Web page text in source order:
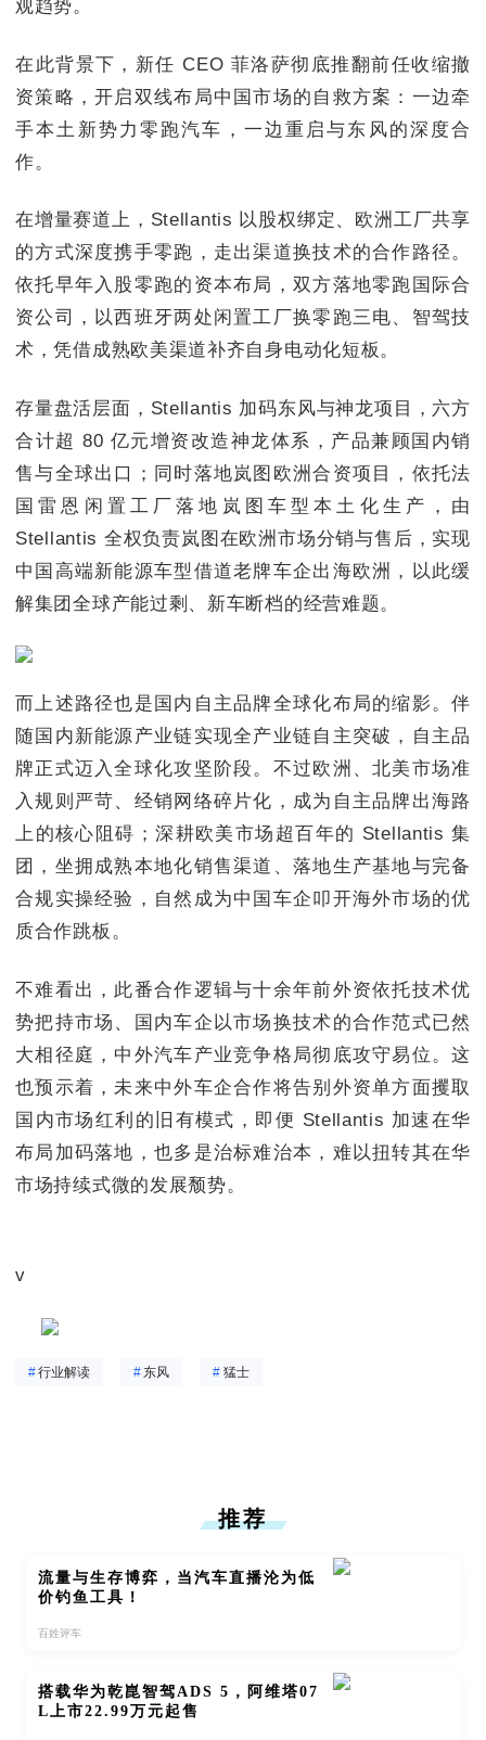
观趋势。
在此背景下，新任 CEO 菲洛萨彻底推翻前任收缩撤
资策略，开启双线布局中国市场的自救方案：一边牵
手本土新势力零跑汽车，一边重启与东风的深度合
作。
在增量赛道上，Stellantis 以股权绑定、欧洲工厂共享
的方式深度携手零跑，走出渠道换技术的合作路径。
依托早年入股零跑的资本布局，双方落地零跑国际合
资公司，以西班牙两处闲置工厂换零跑三电、智驾技
术，凭借成熟欧美渠道补齐自身电动化短板。
存量盘活层面，Stellantis 加码东风与神龙项目，六方
合计超 80 亿元增资改造神龙体系，产品兼顾国内销
售与全球出口；同时落地岚图欧洲合资项目，依托法
国雷恩闲置工厂落地岚图车型本土化生产，由
Stellantis 全权负责岚图在欧洲市场分销与售后，实现
中国高端新能源车型借道老牌车企出海欧洲，以此缓
解集团全球产能过剩、新车断档的经营难题。
而上述路径也是国内自主品牌全球化布局的缩影。伴
随国内新能源产业链实现全产业链自主突破，自主品
牌正式迈入全球化攻坚阶段。不过欧洲、北美市场准
入规则严苛、经销网络碎片化，成为自主品牌出海路
上的核心阻碍；深耕欧美市场超百年的 Stellantis 集
团，坐拥成熟本地化销售渠道、落地生产基地与完备
合规实操经验，自然成为中国车企叩开海外市场的优
质合作跳板。
不难看出，此番合作逻辑与十余年前外资依托技术优
势把持市场、国内车企以市场换技术的合作范式已然
大相径庭，中外汽车产业竞争格局彻底攻守易位。这
也预示着，未来中外车企合作将告别外资单方面攫取
国内市场红利的旧有模式，即便 Stellantis 加速在华
布局加码落地，也多是治标难治本，难以扭转其在华
市场持续式微的发展颓势。
v
#行业解读 # 东风 # 猛士
推荐
流量与生存博弈，当汽车直播沦为低
价钓鱼工具！
百姓评车
搭载华为乾崑智驾ADS 5，阿维塔07
L上市22.99万元起售